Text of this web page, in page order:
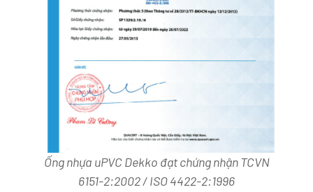
Ống nhựa uPVC Dekko đạt chứng nhận TCVN
6151-2:2002 / ISO 4422-2:1996